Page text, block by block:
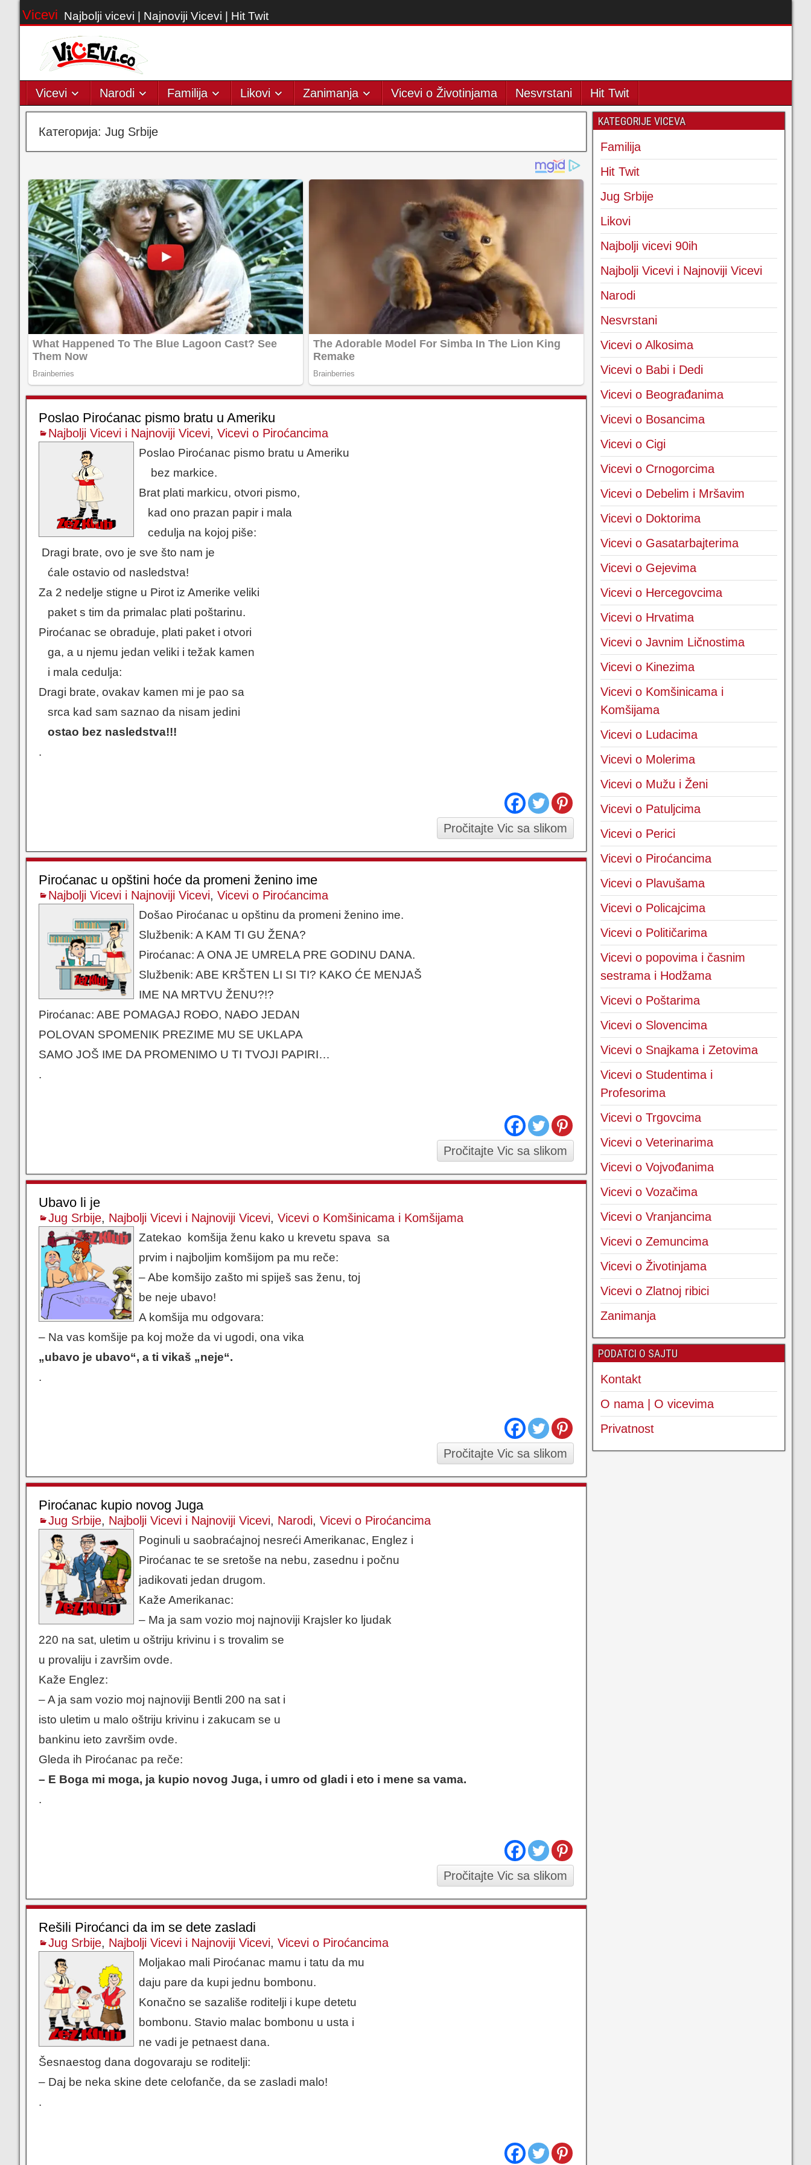
Vicevi Najbolji vicevi | Najnoviji Vicevi | Hit Twit
Vicevi Narodi Familija Likovi Zanimanja Vicevi o Životinjama Nesvrstani Hit Twit
Категорија: Jug Srbije
Poslao Piroćanac pismo bratu u Ameriku
Najbolji Vicevi i Najnoviji Vicevi, Vicevi o Piroćancima
Poslao Piroćanac pismo bratu u Ameriku
bez markice.
Brat plati markicu, otvori pismo,
kad ono prazan papir i mala
cedulja na kojoj piše:
Dragi brate, ovo je sve što nam je
ćale ostavio od nasledstva!
Za 2 nedelje stigne u Pirot iz Amerike veliki
paket s tim da primalac plati poštarinu.
Piroćanac se obraduje, plati paket i otvori
ga, a u njemu jedan veliki i težak kamen
i mala cedulja:
Dragi brate, ovakav kamen mi je pao sa
srca kad sam saznao da nisam jedini
ostao bez nasledstva!!!
.
Pročitajte Vic sa slikom
Piroćanac u opštini hoće da promeni ženino ime
Najbolji Vicevi i Najnoviji Vicevi, Vicevi o Piroćancima
Došao Piroćanac u opštinu da promeni ženino ime.
Službenik: A KAM TI GU ŽENA?
Piroćanac: A ONA JE UMRELA PRE GODINU DANA.
Službenik: ABE KRŠTEN LI SI TI? KAKO ĆE MENJAŠ
IME NA MRTVU ŽENU?!?
Piroćanac: ABE POMAGAJ ROĐO, NAĐO JEDAN
POLOVAN SPOMENIK PREZIME MU SE UKLAPA
SAMO JOŠ IME DA PROMENIMO U TI TVOJI PAPIRI…
.
Pročitajte Vic sa slikom
Ubavo li je
Jug Srbije, Najbolji Vicevi i Najnoviji Vicevi, Vicevi o Komšinicama i Komšijama
Zatekao komšija ženu kako u krevetu spava sa
prvim i najboljim komšijom pa mu reče:
– Abe komšijo zašto mi spiješ sas ženu, toj
be neje ubavo!
A komšija mu odgovara:
– Na vas komšije pa koj može da vi ugodi, ona vika
„ubavo je ubavo“, a ti vikaš „neje“.
.
Pročitajte Vic sa slikom
Piroćanac kupio novog Juga
Jug Srbije, Najbolji Vicevi i Najnoviji Vicevi, Narodi, Vicevi o Piroćancima
Poginuli u saobraćajnoj nesreći Amerikanac, Englez i
Piroćanac te se sretoše na nebu, zasednu i počnu
jadikovati jedan drugom.
Kaže Amerikanac:
– Ma ja sam vozio moj najnoviji Krajsler ko ljudak
220 na sat, uletim u oštriju krivinu i s trovalim se
u provaliju i završim ovde.
Kaže Englez:
– A ja sam vozio moj najnoviji Bentli 200 na sat i
isto uletim u malo oštriju krivinu i zakucam se u
bankinu ieto završim ovde.
Gleda ih Piroćanac pa reče:
– E Boga mi moga, ja kupio novog Juga, i umro od gladi i eto i mene sa vama.
.
Pročitajte Vic sa slikom
Rešili Piroćanci da im se dete zasladi
Jug Srbije, Najbolji Vicevi i Najnoviji Vicevi, Vicevi o Piroćancima
Moljakao mali Piroćanac mamu i tatu da mu
daju pare da kupi jednu bombonu.
Konačno se sazališe roditelji i kupe detetu
bombonu. Stavio malac bombonu u usta i
ne vadi je petnaest dana.
Šesnaestog dana dogovaraju se roditelji:
– Daj be neka skine dete celofanče, da se zasladi malo!
.
KATEGORIJE VICEVA
Familija
Hit Twit
Jug Srbije
Likovi
Najbolji vicevi 90ih
Najbolji Vicevi i Najnoviji Vicevi
Narodi
Nesvrstani
Vicevi o Alkosima
Vicevi o Babi i Dedi
Vicevi o Beograđanima
Vicevi o Bosancima
Vicevi o Cigi
Vicevi o Crnogorcima
Vicevi o Debelim i Mršavim
Vicevi o Doktorima
Vicevi o Gasatarbajterima
Vicevi o Gejevima
Vicevi o Hercegovcima
Vicevi o Hrvatima
Vicevi o Javnim Ličnostima
Vicevi o Kinezima
Vicevi o Komšinicama i
Komšijama
Vicevi o Ludacima
Vicevi o Molerima
Vicevi o Mužu i Ženi
Vicevi o Patuljcima
Vicevi o Perici
Vicevi o Piroćancima
Vicevi o Plavušama
Vicevi o Policajcima
Vicevi o Političarima
Vicevi o popovima i časnim
sestrama i Hodžama
Vicevi o Poštarima
Vicevi o Slovencima
Vicevi o Snajkama i Zetovima
Vicevi o Studentima i
Profesorima
Vicevi o Trgovcima
Vicevi o Veterinarima
Vicevi o Vojvođanima
Vicevi o Vozačima
Vicevi o Vranjancima
Vicevi o Zemuncima
Vicevi o Životinjama
Vicevi o Zlatnoj ribici
Zanimanja
PODATCI O SAJTU
Kontakt
O nama | O vicevima
Privatnost